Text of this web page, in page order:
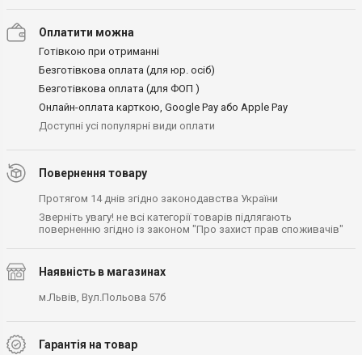
Оплатити можна
Готівкою при отриманні
Безготівкова оплата (для юр. осіб)
Безготівкова оплата (для ФОП )
Онлайн-оплата карткою, Google Pay або Apple Pay
Доступні усі популярні види оплати
Повернення товару
Протягом 14 днів згідно законодавства України
Зверніть увагу! не всі категорії товарів підлягають
поверненню згідно із законом "Про захист прав споживачів"
Наявність в магазинах
м.Львів, Вул.Польова 57б
Гарантія на товар